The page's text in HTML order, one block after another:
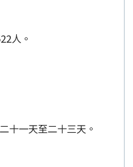
人。
十一天至二十三天。